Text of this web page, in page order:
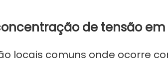
de tensão
locais comuns onde ocorre